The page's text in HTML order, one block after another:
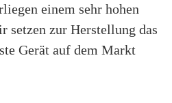
einem sehr hohen
setzen zur Herstellung das
Gerät auf dem Markt